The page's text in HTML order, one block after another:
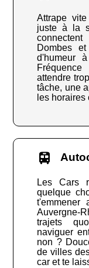
Attrape
juste à la
Dombes
d'humeur
attendre
tâche, une
les horaires
Les Cars
quelque
t'emmener
Auvergne-
trajets
naviguer
non ?
de villes
car et te